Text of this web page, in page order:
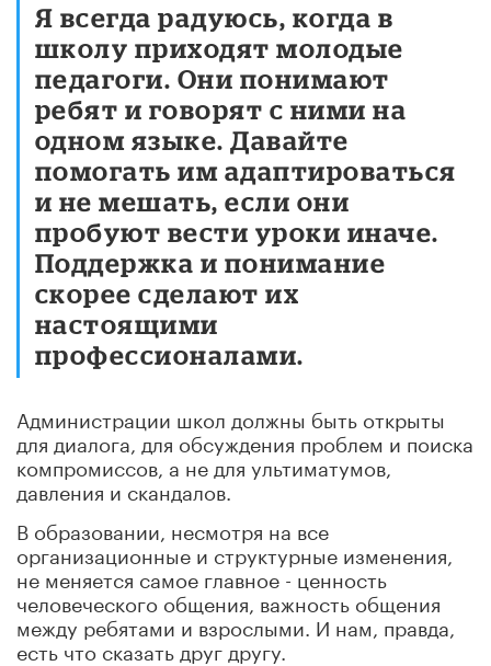
Я всегда радуюсь, когда в
школу приходят молодые
педагоги. Они понимают
ребят и говорят с ними на
одном языке. Давайте
помогать им адаптироваться
и не мешать, если они
пробуют вести уроки иначе.
Поддержка и понимание
скорее сделают их
настоящими
профессионалами.
Администрации школ должны быть открыты
для диалога, для обсуждения проблем и поиска
компромиссов, а не для ультиматумов,
давления и скандалов.
В образовании, несмотря на все
организационные и структурные изменения,
не меняется самое главное - ценность
человеческого общения, важность общения
между ребятами и взрослыми. И нам, правда,
есть что сказать друг другу.